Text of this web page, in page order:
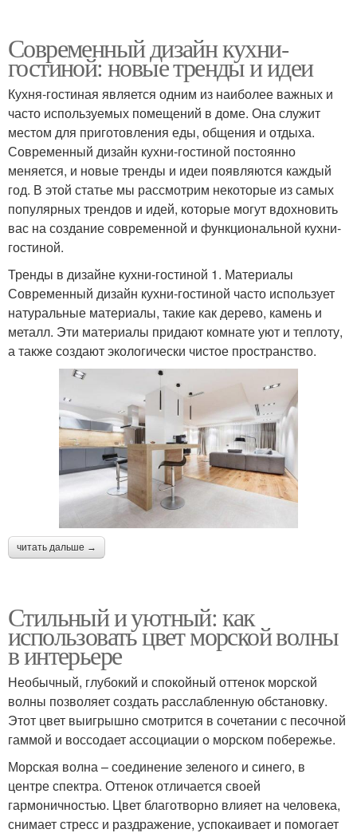
Современный дизайн кухни-
гостиной: новые тренды и идеи
Кухня-гостиная является одним из наиболее важных и
часто используемых помещений в доме. Она служит
местом для приготовления еды, общения и отдыха.
Современный дизайн кухни-гостиной постоянно
меняется, и новые тренды и идеи появляются каждый
год. В этой статье мы рассмотрим некоторые из самых
популярных трендов и идей, которые могут вдохновить
вас на создание современной и функциональной кухни-
гостиной.
Тренды в дизайне кухни-гостиной 1. Материалы
Современный дизайн кухни-гостиной часто использует
натуральные материалы, такие как дерево, камень и
металл. Эти материалы придают комнате уют и теплоту,
а также создают экологически чистое пространство.
читать дальше →
Стильный и уютный: как
использовать цвет морской волны
в интерьере
Необычный, глубокий и спокойный оттенок морской
волны позволяет создать расслабленную обстановку.
Этот цвет выигрышно смотрится в сочетании с песочной
гаммой и воссодает ассоциации о морском побережье.
Морская волна – соединение зеленого и синего, в
центре спектра. Оттенок отличается своей
гармоничностью. Цвет благотворно влияет на человека,
снимает стресс и раздражение, успокаивает и помогает